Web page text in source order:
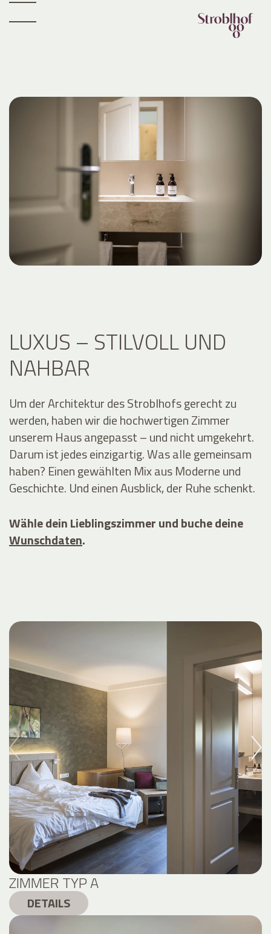
LUXUS – STILVOLL UND
NAHBAR
Um der Architektur des Stroblhofs gerecht zu
werden, haben wir die hochwertigen Zimmer
unserem Haus angepasst – und nicht umgekehrt.
Darum ist jedes einzigartig. Was alle gemeinsam
haben? Einen gewählten Mix aus Moderne und
Geschichte. Und einen Ausblick, der Ruhe schenkt.
Wähle dein Lieblingszimmer und buche deine
Wunschdaten.
ZIMMER TYP A
DETAILS